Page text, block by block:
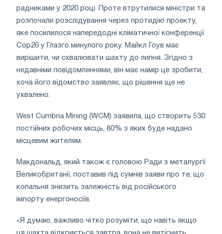
радниками у 2020 році. Проте втрутилися міністри та
розпочали розслідування через протидію проекту,
яке посилилося напередодні кліматичної конференції
Cop26 у Глазго минулого року. Майкл Гоув має
вирішити, чи схвалювати шахту до липня. Згідно з
недавніми повідомленнями, він має намір це зробити,
хоча його відомство заявляє, що рішення ще не
ухвалено.
West Cumbria Mining (WCM) заявила, що створить 530
постійних робочих місць, 80% з яких буде надано
місцевим жителям.
Макдональд, який також є головою Ради з металургії
Великобританії, поставив під сумнів заяви про те, що
копальня знизить залежність від російського
імпорту енергоносіїв.
«Я думаю, важливо чітко розуміти, що навіть якщо